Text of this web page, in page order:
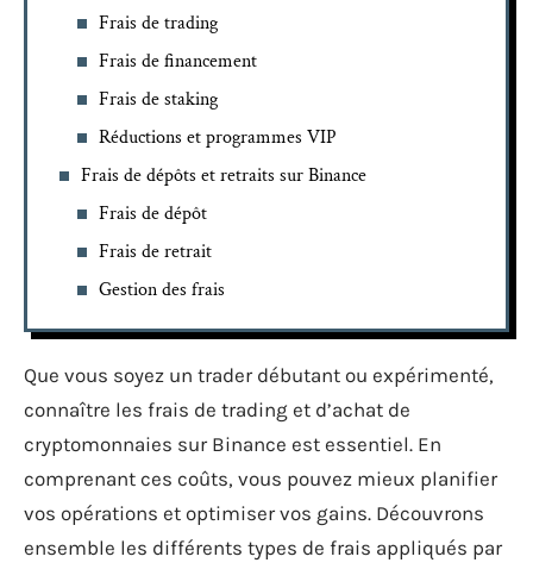
Frais de trading
Frais de financement
Frais de staking
Réductions et programmes VIP
Frais de dépôts et retraits sur Binance
Frais de dépôt
Frais de retrait
Gestion des frais
Que vous soyez un trader débutant ou expérimenté,
connaître les frais de trading et d’achat de
cryptomonnaies sur Binance est essentiel. En
comprenant ces coûts, vous pouvez mieux planifier
vos opérations et optimiser vos gains. Découvrons
ensemble les différents types de frais appliqués par